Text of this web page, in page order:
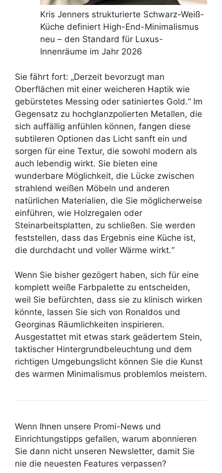
Kris Jenners strukturierte Schwarz-Weiß-
Küche definiert High-End-Minimalismus
neu – den Standard für Luxus-
Innenräume im Jahr 2026
Sie fährt fort: „Derzeit bevorzugt man
Oberflächen mit einer weicheren Haptik wie
gebürstetes Messing oder satiniertes Gold.“ Im
Gegensatz zu hochglanzpolierten Metallen, die
sich auffällig anfühlen können, fangen diese
subtileren Optionen das Licht sanft ein und
sorgen für eine Textur, die sowohl modern als
auch lebendig wirkt. Sie bieten eine
wunderbare Möglichkeit, die Lücke zwischen
strahlend weißen Möbeln und anderen
natürlichen Materialien, die Sie möglicherweise
einführen, wie Holzregalen oder
Steinarbeitsplatten, zu schließen. Sie werden
feststellen, dass das Ergebnis eine Küche ist,
die durchdacht und voller Wärme wirkt.“
Wenn Sie bisher gezögert haben, sich für eine
komplett weiße Farbpalette zu entscheiden,
weil Sie befürchten, dass sie zu klinisch wirken
könnte, lassen Sie sich von Ronaldos und
Georginas Räumlichkeiten inspirieren.
Ausgestattet mit etwas stark geädertem Stein,
taktischer Hintergrundbeleuchtung und dem
richtigen Umgebungslicht können Sie die Kunst
des warmen Minimalismus problemlos meistern.
Wenn Ihnen unsere Promi-News und
Einrichtungstipps gefallen, warum abonnieren
Sie dann nicht unseren Newsletter, damit Sie
nie die neuesten Features verpassen?